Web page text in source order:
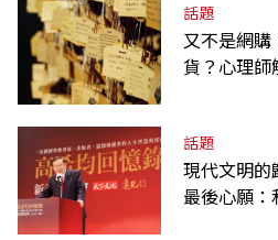
話題
又不是網
貨？心理師
話題
現代文明的
最後心願：